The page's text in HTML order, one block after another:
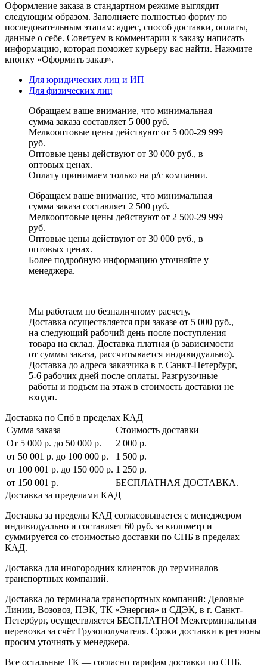
Оформление заказа в стандартном режиме выглядит
следующим образом. Заполняете полностью форму по
последовательным этапам: адрес, способ доставки, оплаты,
данные о себе. Советуем в комментарии к заказу написать
информацию, которая поможет курьеру вас найти. Нажмите
кнопку «Оформить заказ».
Для юридических лиц и ИП
Для физических лиц
Обращаем ваше внимание, что минимальная
сумма заказа составляет 5 000 руб.
Мелкооптовые цены действуют от 5 000-29 999
руб.
Оптовые цены действуют от 30 000 руб., в
оптовых ценах.
Оплату принимаем только на р/с компании.
Обращаем ваше внимание, что минимальная
сумма заказа составляет 2 500 руб.
Мелкооптовые цены действуют от 2 500-29 999
руб.
Оптовые цены действуют от 30 000 руб., в
оптовых ценах.
Более подробную информацию уточняйте у
менеджера.
Мы работаем по безналичному расчету.
Доставка осуществляется при заказе от 5 000 руб.,
на следующий рабочий день после поступления
товара на склад. Доставка платная (в зависимости
от суммы заказа, рассчитывается индивидуально).
Доставка до адреса заказчика в г. Санкт-Петербург,
5-6 рабочих дней после оплаты. Разгрузочные
работы и подъем на этаж в стоимость доставки не
входят.
Доставка по Спб в пределах КАД
Сумма заказа
Стоимость доставки
От 5 000 р. до 50 000 р.
2 000 р.
от 50 001 р. до 100 000 р.
1 500 р.
от 100 001 р. до 150 000 р. 1 250 р.
от 150 001 р.
БЕСПЛАТНАЯ ДОСТАВКА.
Доставка за пределами КАД
Доставка за пределы КАД согласовывается с менеджером
индивидуально и составляет 60 руб. за километр и
суммируется со стоимостью доставки по СПБ в пределах
КАД.
Доставка для иногородних клиентов до терминалов
транспортных компаний.
Доставка до терминала транспортных компаний: Деловые
Линии, Возовоз, ПЭК, ТК «Энергия» и СДЭК, в г. Санкт-
Петербург, осуществляется БЕСПЛАТНО! Межтерминальная
перевозка за счёт Грузополучателя. Сроки доставки в регионы
просим уточнять у менеджера.
Все остальные ТК — согласно тарифам доставки по СПБ.